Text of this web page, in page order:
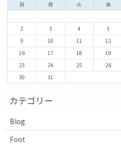
日 月 火 水
2
3 4 5
9
10 11 12
16
17 18 19
23
24 25 26
30
31
Blog
Foot